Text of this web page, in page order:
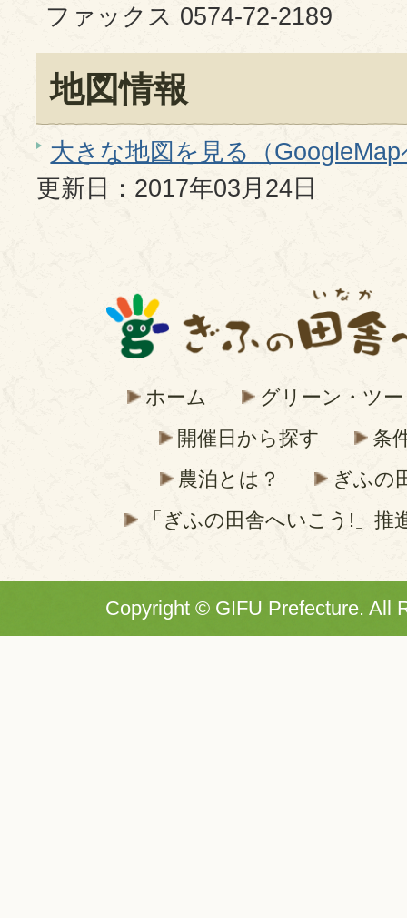
ファックス 0574-72-2189
地図情報
大きな地図を見る（
更新日：2017年03月24日
ホーム
グリーン・ツ
開催日から探す
条
農泊とは？
ぎふの
「ぎふの田舎へいこう!」推
Copyright © GIFU Prefecture. All